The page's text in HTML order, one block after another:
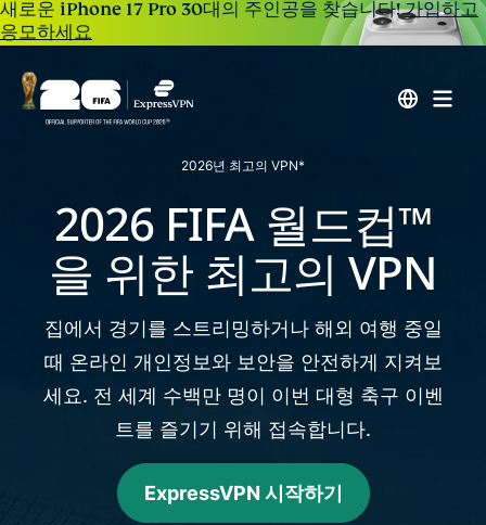
새로운 iPhone 17 Pro 30대의 주인공을 찾습니다!가입하고
응모하세요
2026년 최고의 VPN*
2026 FIFA 월드컵™
을 위한 최고의 VPN
집에서 경기를 스트리밍하거나 해외 여행 중일
때 온라인 개인정보와 보안을 안전하게 지켜보
세요. 전 세계 수백만 명이 이번 대형 축구 이벤
트를 즐기기 위해 접속합니다.
ExpressVPN 시작하기